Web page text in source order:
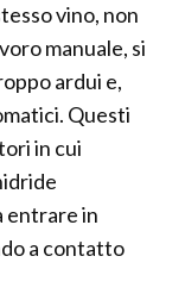
vino, non
manuale, si
ardui e,
Questi
in cui
entrare in
a contatto